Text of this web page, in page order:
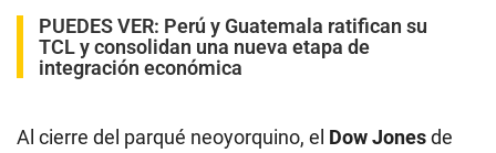
PUEDES VER: Perú y Guatemala ratifican su
TCL y consolidan una nueva etapa de
integración económica
Al cierre del parqué neoyorquino, el Dow Jonesde